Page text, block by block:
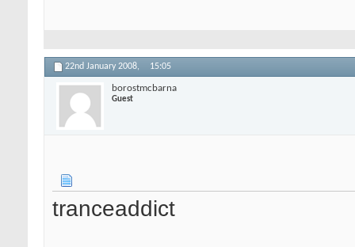
22nd January 2008, 15:05
borostmcbarna
Guest
tranceaddict